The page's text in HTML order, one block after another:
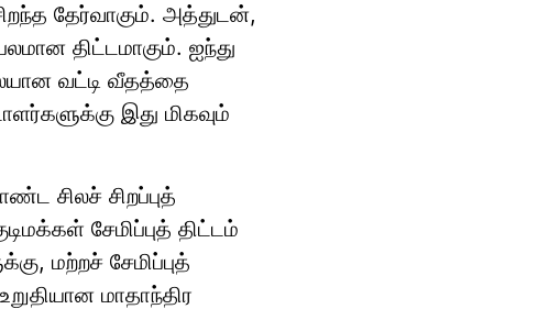
தேர்வாகும். அத்துடன்,
திட்டமாகும். ஐந்து
வட்டி வீதத்தை
இது மிகவும்
சிலச் சிறப்புத்
சேமிப்புத் திட்டம்
மற்றச் சேமிப்புத்
மாதாந்திர